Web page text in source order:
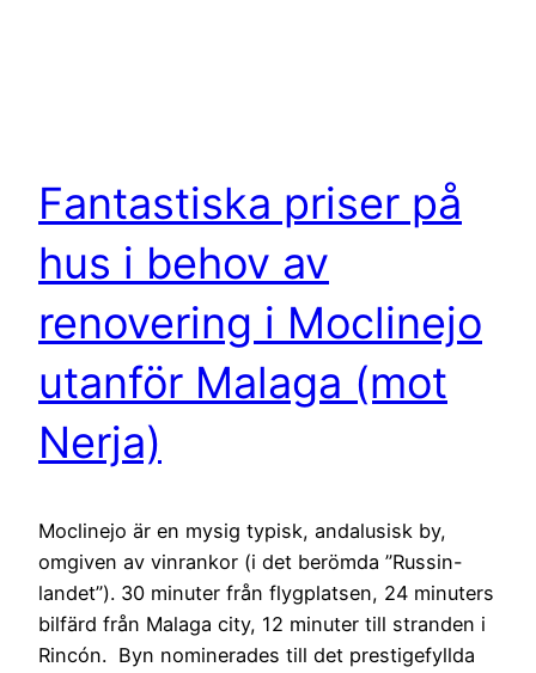
Fantastiska priser på
hus i behov av
renovering i Moclinejo
utanför Malaga (mot
Nerja)
Moclinejo är en mysig typisk, andalusisk by,
omgiven av vinrankor (i det berömda ”Russin-
landet”). 30 minuter från flygplatsen, 24 minuters
bilfärd från Malaga city, 12 minuter till stranden i
Rincón. Byn nominerades till det prestigefyllda